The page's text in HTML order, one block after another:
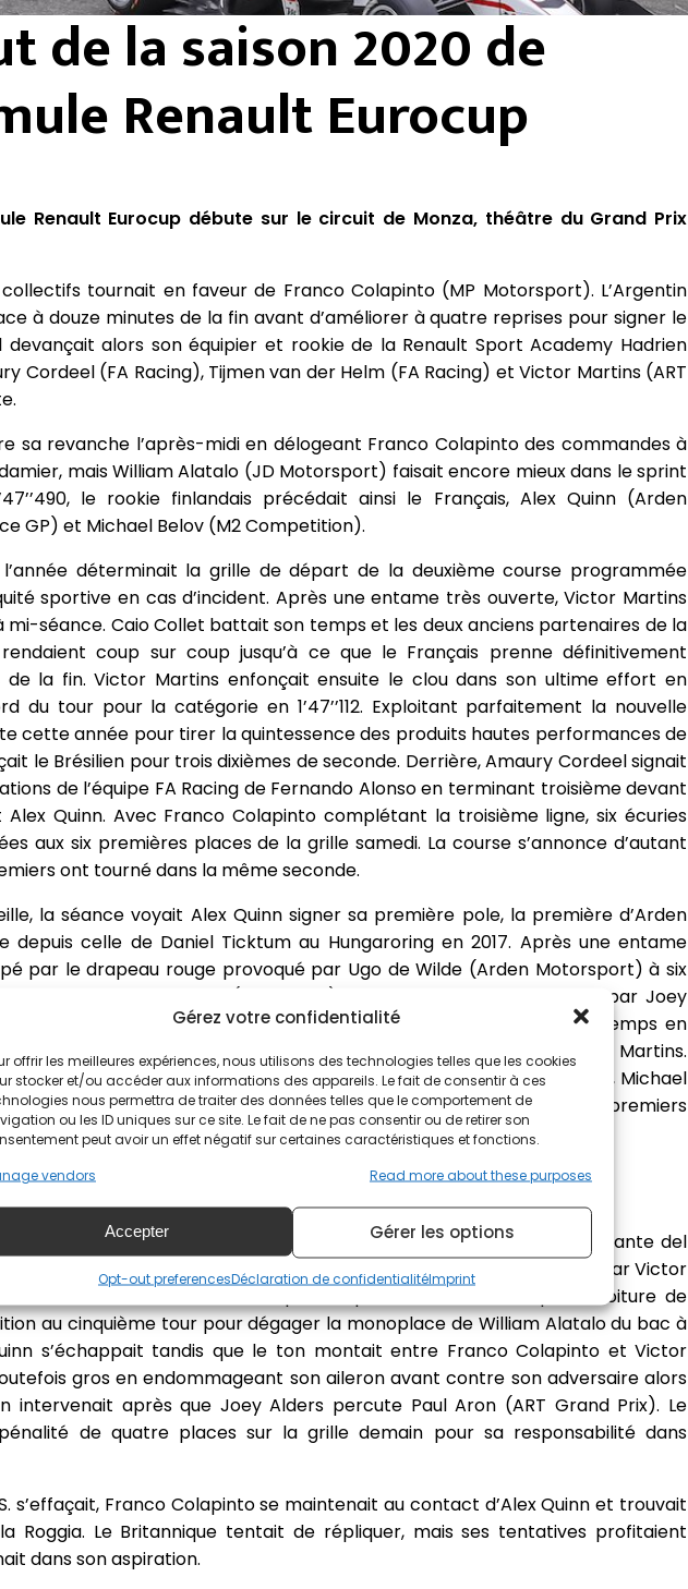
Gérez votre confidentialité
offrir les meilleures expériences, nous utilisons des technologies telles que les cookies
stocker et/ou accéder aux informations des appareils. Le fait de consentir à ces
nous permettra de traiter des données telles que le comportement de
ou les ID uniques sur ce site. Le fait de ne pas consentir ou de retirer son
peut avoir un effet négatif sur certaines caractéristiques et fonctions.
vendors
Read more about these purposes
Accepter Gérer les options
Opt-out preferencesDéclaration de confidentialitéImprint
de la saison 2020 de
Renault Eurocup
Renault Eurocup débute sur le circuit de Monza, théâtre du Grand Prix
collectifs tournait en faveur de Franco Colapinto (MP Motorsport). L’Argentin
à douze minutes de la fin avant d’améliorer à quatre reprises pour signer le
Il devançait alors son équipier et rookie de la Renault Sport Academy Hadrien
Cordeel (FA Racing), Tijmen van der Helm (FA Racing) et Victor Martins (ART
sa revanche l’après-midi en délogeant Franco Colapinto des commandes à
mais William Alatalo (JD Motorsport) faisait encore mieux dans le sprint
le rookie finlandais précédait ainsi le Français, Alex Quinn (Arden
GP) et Michael Belov (M2 Competition).
déterminait la grille de départ de la deuxième course programmée
sportive en cas d’incident. Après une entame très ouverte, Victor Martins
mi-séance. Caio Collet battait son temps et les deux anciens partenaires de la
coup sur coup jusqu’à ce que le Français prenne définitivement
de la fin. Victor Martins enfonçait ensuite le clou dans son ultime effort en
du tour pour la catégorie en 1’47’’112. Exploitant parfaitement la nouvelle
cette année pour tirer la quintessence des produits hautes performances de
le Brésilien pour trois dixièmes de seconde. Derrière, Amaury Cordeel signait
de l’équipe FA Racing de Fernando Alonso en terminant troisième devant
Quinn. Avec Franco Colapinto complétant la troisième ligne, six écuries
aux six premières places de la grille samedi. La course s’annonce d’autant
ont tourné dans la même seconde.
la séance voyait Alex Quinn signer sa première pole, la première d’Arden
celle de Daniel Ticktum au Hungaroring en 2017. Après une entame
par le drapeau rouge provoqué par Ugo de Wilde (Arden Motorsport) à six
Tijmen van der Helm (FA Racing) était successivement délogé par Joey
et Victor Martins avant qu’Alex Quinn ne s’offre le meilleur temps en
Le Britannique s’élançait donc devant Tijmen van der Helm et Victor Martins.
deuxième ligne, suivi de William Alatalo (JD Motorsport), Caio Collet, Michael
Colombo (Bhaitech Racing) sur une grille où les huit premiers
le bal à Monza
à l’extinction des feux, Alex Quinn conservait l’avantage à la Variante del
était débordé par Franco Colapinto à l’entrée de la chicane, puis par Victor
entre les trois leaders ne dépassait pas la seconde lorsque la voiture de
au cinquième tour pour dégager la monoplace de William Alatalo du bac à
s’échappait tandis que le ton montait entre Franco Colapinto et Victor
gros en endommageant son aileron avant contre son adversaire alors
intervenait après que Joey Alders percute Paul Aron (ART Grand Prix). Le
de quatre places sur la grille demain pour sa responsabilité dans
s’effaçait, Franco Colapinto se maintenait au contact d’Alex Quinn et trouvait
Roggia. Le Britannique tentait de répliquer, mais ses tentatives profitaient
dans son aspiration.